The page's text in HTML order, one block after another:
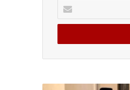
your
Email